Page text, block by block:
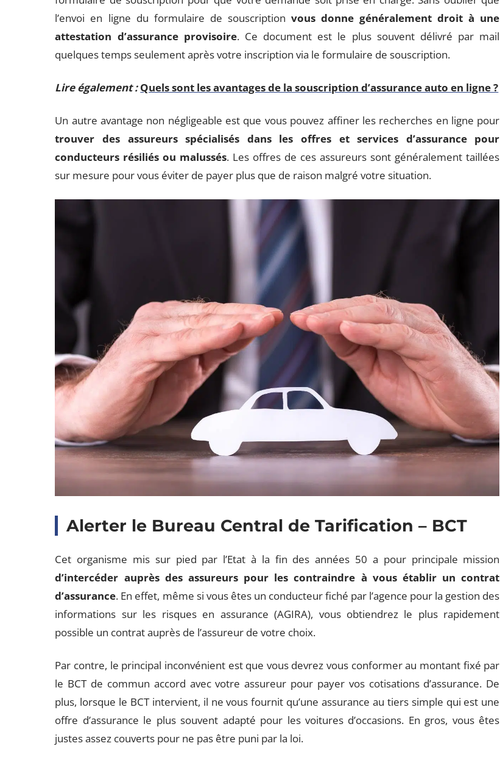
l’envoi en ligne du formulaire de souscription vous donne généralement droit à une
attestation d’assurance provisoire. Ce document est le plus souvent délivré par mail
quelques temps seulement après votre inscription via le formulaire de souscription.
Lire également : Quels sont les avantages de la souscription d’assurance auto en ligne ?
Un autre avantage non négligeable est que vous pouvez affiner les recherches en ligne pour
trouver des assureurs spécialisés dans les offres et services d’assurance pour
conducteurs résiliés ou malussés. Les offres de ces assureurs sont généralement taillées
sur mesure pour vous éviter de payer plus que de raison malgré votre situation.
Alerter le Bureau Central de Tarification – BCT
Cet organisme mis sur pied par l’Etat à la fin des années 50 a pour principale mission
d’intercéder auprès des assureurs pour les contraindre à vous établir un contrat
d’assurance. En effet, même si vous êtes un conducteur fiché par l’agence pour la gestion des
informations sur les risques en assurance (AGIRA), vous obtiendrez le plus rapidement
possible un contrat auprès de l’assureur de votre choix.
Par contre, le principal inconvénient est que vous devrez vous conformer au montant fixé par
le BCT de commun accord avec votre assureur pour payer vos cotisations d’assurance. De
plus, lorsque le BCT intervient, il ne vous fournit qu’une assurance au tiers simple qui est une
offre d’assurance le plus souvent adapté pour les voitures d’occasions. En gros, vous êtes
justes assez couverts pour ne pas être puni par la loi.